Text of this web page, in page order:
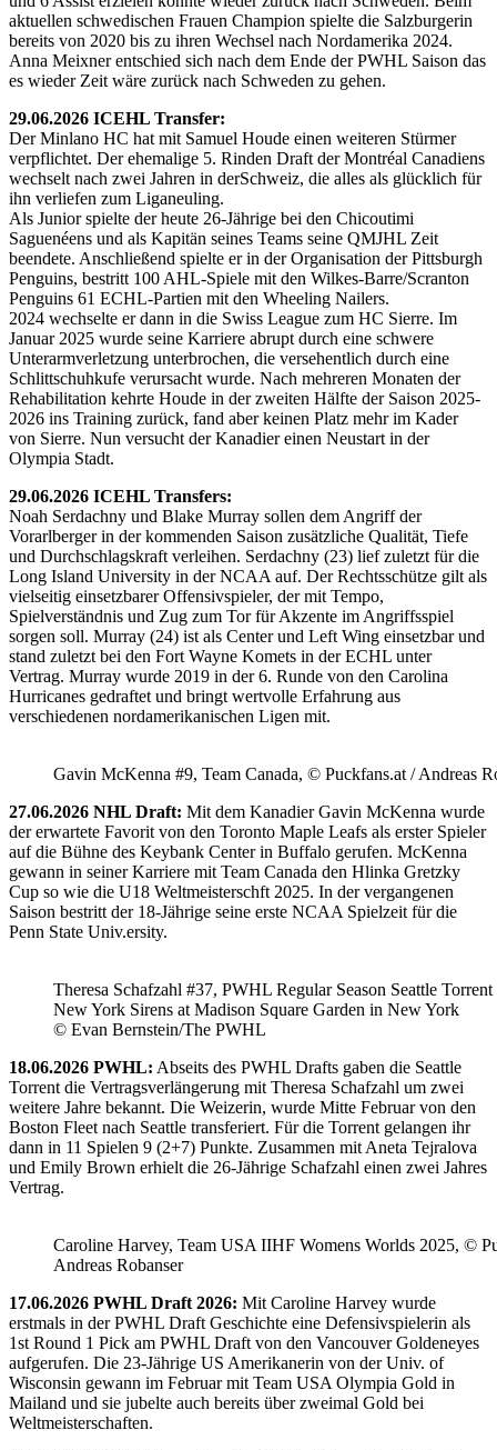
aktuellen schwedischen Frauen Champion spielte die Salzburgerin
bereits von 2020 bis zu ihren Wechsel nach Nordamerika 2024.
Anna Meixner entschied sich nach dem Ende der PWHL Saison das
es wieder Zeit wäre zurück nach Schweden zu gehen.
29.06.2026 ICEHL Transfer:
Der Minlano HC hat mit Samuel Houde einen weiteren Stürmer
verpflichtet. Der ehemalige 5. Rinden Draft der Montréal Canadiens
wechselt nach zwei Jahren in derSchweiz, die alles als glücklich für
ihn verliefen zum Liganeuling.
Als Junior spielte der heute 26-Jährige bei den Chicoutimi
Saguenéens und als Kapitän seines Teams seine QMJHL Zeit
beendete. Anschließend spielte er in der Organisation der Pittsburgh
Penguins, bestritt 100 AHL-Spiele mit den Wilkes-Barre/Scranton
Penguins 61 ECHL-Partien mit den Wheeling Nailers.
2024 wechselte er dann in die Swiss League zum HC Sierre. Im
Januar 2025 wurde seine Karriere abrupt durch eine schwere
Unterarmverletzung unterbrochen, die versehentlich durch eine
Schlittschuhkufe verursacht wurde. Nach mehreren Monaten der
Rehabilitation kehrte Houde in der zweiten Hälfte der Saison 2025-
2026 ins Training zurück, fand aber keinen Platz mehr im Kader
von Sierre. Nun versucht der Kanadier einen Neustart in der
Olympia Stadt.
29.06.2026 ICEHL Transfers:
Noah Serdachny und Blake Murray sollen dem Angriff der
Vorarlberger in der kommenden Saison zusätzliche Qualität, Tiefe
und Durchschlagskraft verleihen. Serdachny (23) lief zuletzt für die
Long Island University in der NCAA auf. Der Rechtsschütze gilt als
vielseitig einsetzbarer Offensivspieler, der mit Tempo,
Spielverständnis und Zug zum Tor für Akzente im Angriffsspiel
sorgen soll. Murray (24) ist als Center und Left Wing einsetzbar und
stand zuletzt bei den Fort Wayne Komets in der ECHL unter
Vertrag. Murray wurde 2019 in der 6. Runde von den Carolina
Hurricanes gedraftet und bringt wertvolle Erfahrung aus
verschiedenen nordamerikanischen Ligen mit.
Gavin McKenna #9, Team Canada, © Puckfans.at / Andreas
27.06.2026 NHL Draft: Mit dem Kanadier Gavin McKenna wurde
der erwartete Favorit von den Toronto Maple Leafs als erster Spieler
auf die Bühne des Keybank Center in Buffalo gerufen. McKenna
gewann in seiner Karriere mit Team Canada den Hlinka Gretzky
Cup so wie die U18 Weltmeisterschft 2025. In der vergangenen
Saison bestritt der 18-Jährige seine erste NCAA Spielzeit für die
Penn State Univ.ersity.
Theresa Schafzahl #37, PWHL Regular Season Seattle Torrent
New York Sirens at Madison Square Garden in New York
© Evan Bernstein/The PWHL
18.06.2026 PWHL: Abseits des PWHL Drafts gaben die Seattle
Torrent die Vertragsverlängerung mit Theresa Schafzahl um zwei
weitere Jahre bekannt. Die Weizerin, wurde Mitte Februar von den
Boston Fleet nach Seattle transferiert. Für die Torrent gelangen ihr
dann in 11 Spielen 9 (2+7) Punkte. Zusammen mit Aneta Tejralova
und Emily Brown erhielt die 26-Jährige Schafzahl einen zwei Jahres
Vertrag.
Caroline Harvey, Team USA IIHF Womens Worlds 2025, ©
Andreas Robanser
17.06.2026 PWHL Draft 2026: Mit Caroline Harvey wurde
erstmals in der PWHL Draft Geschichte eine Defensivspielerin als
1st Round 1 Pick am PWHL Draft von den Vancouver Goldeneyes
aufgerufen. Die 23-Jährige US Amerikanerin von der Univ. of
Wisconsin gewann im Februar mit Team USA Olympia Gold in
Mailand und sie jubelte auch bereits über zweimal Gold bei
Weltmeisterschaften.